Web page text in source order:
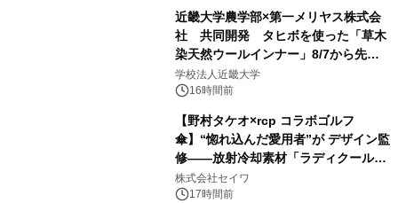
近畿大学農学部×第一メリヤス株式会
社 共同開発 タヒボを使った「草木
染天然ウールインナー」8/7から先行
販売
学校法人近畿大学
16時間前
【野村タケオ×rcp コラボゴルフ
傘】“惚れ込んだ愛用者”が デザイン監
修――放射冷却素材「ラディクール」
採用の日傘 『rcp』に人気ゴルフイラ
ストレーターの限定デザイン発売中
株式会社セイワ
17時間前